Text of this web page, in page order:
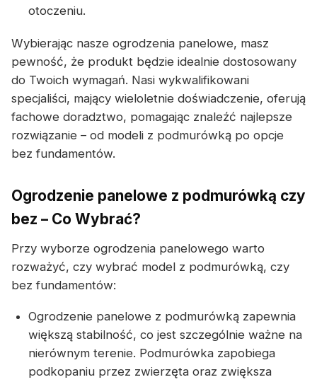
otoczeniu.
Wybierając nasze ogrodzenia panelowe, masz
pewność, że produkt będzie idealnie dostosowany
do Twoich wymagań. Nasi wykwalifikowani
specjaliści, mający wieloletnie doświadczenie, oferują
fachowe doradztwo, pomagając znaleźć najlepsze
rozwiązanie – od modeli z podmurówką po opcje
bez fundamentów.
Ogrodzenie panelowe z podmurówką czy
bez – Co Wybrać?
Przy wyborze ogrodzenia panelowego warto
rozważyć, czy wybrać model z podmurówką, czy
bez fundamentów:
Ogrodzenie panelowe z podmurówką zapewnia
większą stabilność, co jest szczególnie ważne na
nierównym terenie. Podmurówka zapobiega
podkopaniu przez zwierzęta oraz zwiększa